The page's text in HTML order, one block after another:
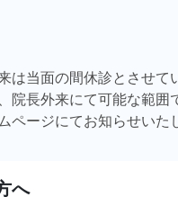
当面の間休診とさせて
長外来にて可能な範囲
ージにてお知らせいた
へ